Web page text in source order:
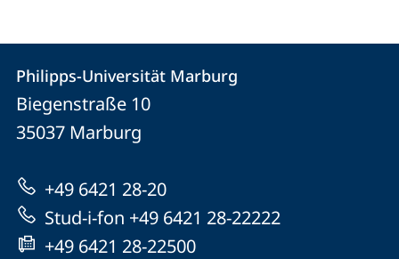
Kontakt
und
Informationen
zur
Website
Kontaktinformationen
Philipps-
Universität
Marburg
Philipps-Universität Marburg
Biegenstraße 10
35037 Marburg
+49 6421 28-20
Stud-i-fon +49 6421 28-22222
+49 6421 28-22500